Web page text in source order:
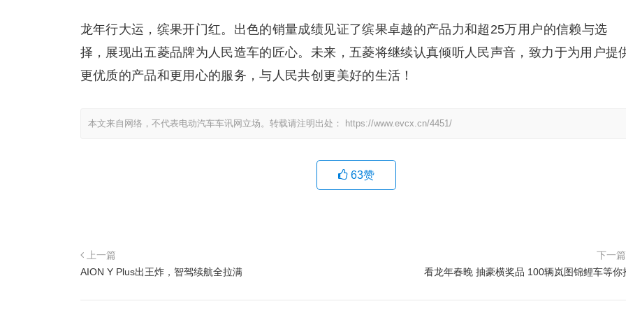
龙年行大运，缤果开门红。出色的销量成绩见证了缤果卓越的产品力和超25万用户的信赖与选
择，展现出五菱品牌为人民造车的匠心。未来，五菱将继续认真倾听人民声音，致力于为用户提
更优质的产品和更用心的服务，与人民共创更美好的生活！
本文来自网络，不代表电动汽车车讯网立场。转载请注明出处： https://www.evcx.cn/4451/
63赞
上一篇
AION Y Plus出王炸，智驾续航全拉满
下一篇
看龙年春晚 抽豪横奖品 100辆岚图锦鲤车等你